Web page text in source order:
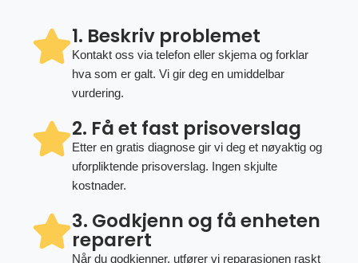
1. Beskriv problemet
Kontakt oss via telefon eller skjema og forklar
hva som er galt. Vi gir deg en umiddelbar
vurdering.
2. Få et fast prisoverslag
Etter en gratis diagnose gir vi deg et nøyaktig og
uforpliktende prisoverslag. Ingen skjulte
kostnader.
3. Godkjenn og få enheten
reparert
Når du godkjenner, utfører vi reparasjonen raskt